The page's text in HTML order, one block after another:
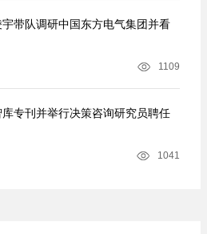
宇带队调研中国东方电气集团并看
1109
库专刊并举行决策咨询研究员聘任
1041